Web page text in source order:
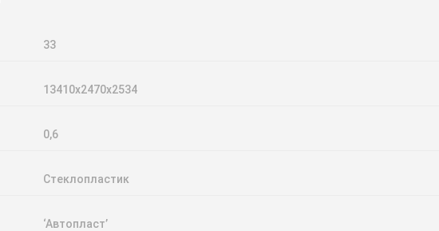
33
13410х2470х2534
0,6
Стеклопластик
‘Автопласт’